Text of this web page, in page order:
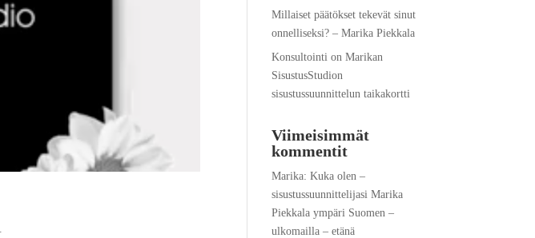
Millaiset päätökset tekevät sinut
onnelliseksi? – Marika Piekkala
Konsultointi on Marikan
SisustusStudion
sisustussuunnittelun taikakortti
Viimeisimmät
kommentit
Marika:Kuka olen –
sisustussuunnittelijasi Marika
Piekkala ympäri Suomen –
ulkomailla – etänä